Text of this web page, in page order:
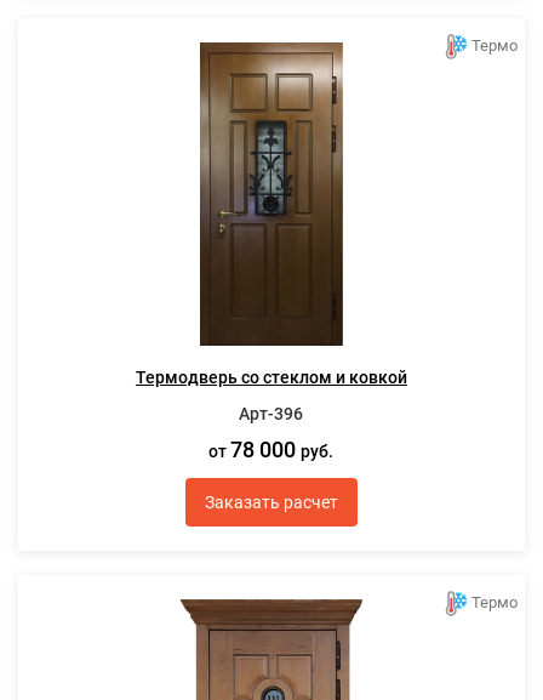
Термо
Термодверь со стеклом и ковкой
Арт-396
от 78 000руб.
Заказать расчет
Термо